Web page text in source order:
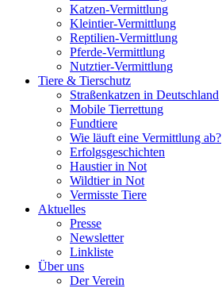
Katzen-Vermittlung
Kleintier-Vermittlung
Reptilien-Vermittlung
Pferde-Vermittlung
Nutztier-Vermittlung
Tiere & Tierschutz
Straßenkatzen in Deutschland
Mobile Tierrettung
Fundtiere
Wie läuft eine Vermittlung ab?
Erfolgsgeschichten
Haustier in Not
Wildtier in Not
Vermisste Tiere
Aktuelles
Presse
Newsletter
Linkliste
Über uns
Der Verein